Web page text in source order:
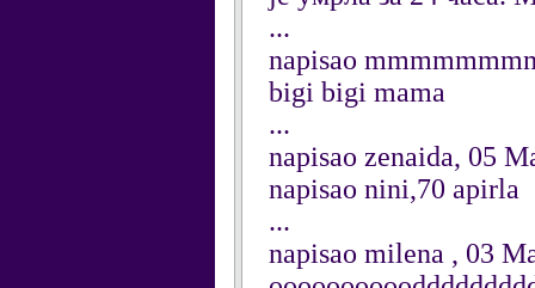
...
napisao
bigi bigi mama
...
napisao zenaida, 05
napisao nini,70 apirla
...
napisao milena , 03